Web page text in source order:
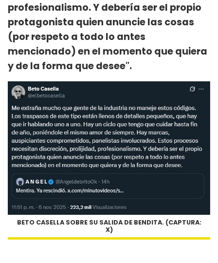
profesionalismo. Y debería ser el propio
protagonista quien anuncie las cosas
(por respeto a todo lo antes
mencionado) en el momento que quiera
y de la forma que desee".
BETO CASELLA SOBRE SU SALIDA DE BENDITA. (CAPTURA:
X)